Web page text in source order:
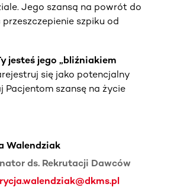
Jego szansą na powrót do
szpiku od
jesteś jego „bliźniakiem
się jako potencjalny
Pacjentom szansę na życie
Walendziak
ds. Rekrutacji Dawców